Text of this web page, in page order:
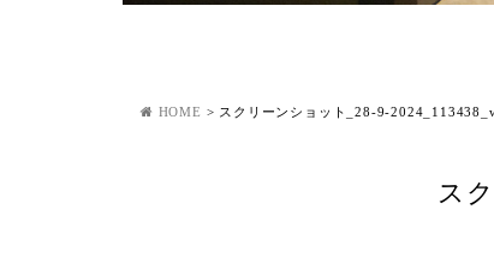
HOME > スクリーンショット_28-9-
ス